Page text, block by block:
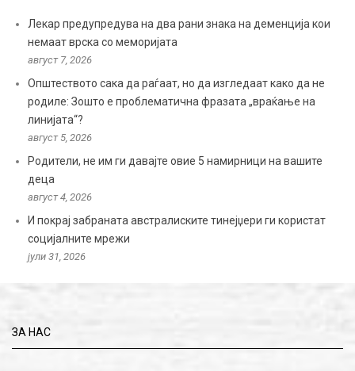
Лекар предупредува на два рани знака на деменција кои
немаат врска со меморијата
август 7, 2026
Општеството сака да раѓаат, но да изгледаат како да не
родиле: Зошто е проблематична фразата „враќање на
линијата“?
август 5, 2026
Родители, не им ги давајте овие 5 намирници на вашите
деца
август 4, 2026
И покрај забраната австралиските тинејџери ги користат
социјалните мрежи
јули 31, 2026
ЗА НАС